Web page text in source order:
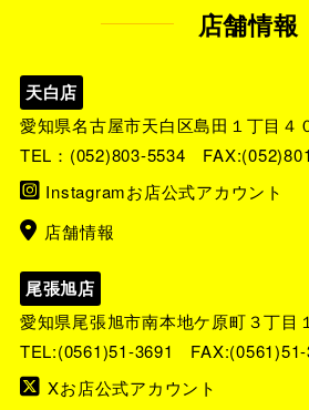
店舗情報
天白店
愛知県名古屋市天白区島田１丁目４
TEL： (052)803-5534
Instagramお店公式アカウント
店舗情報
尾張旭店
愛知県尾張旭市南本地ケ原町３丁目
TEL:(0561)51-3691
FAX:(0561)51-
Xお店公式アカウント